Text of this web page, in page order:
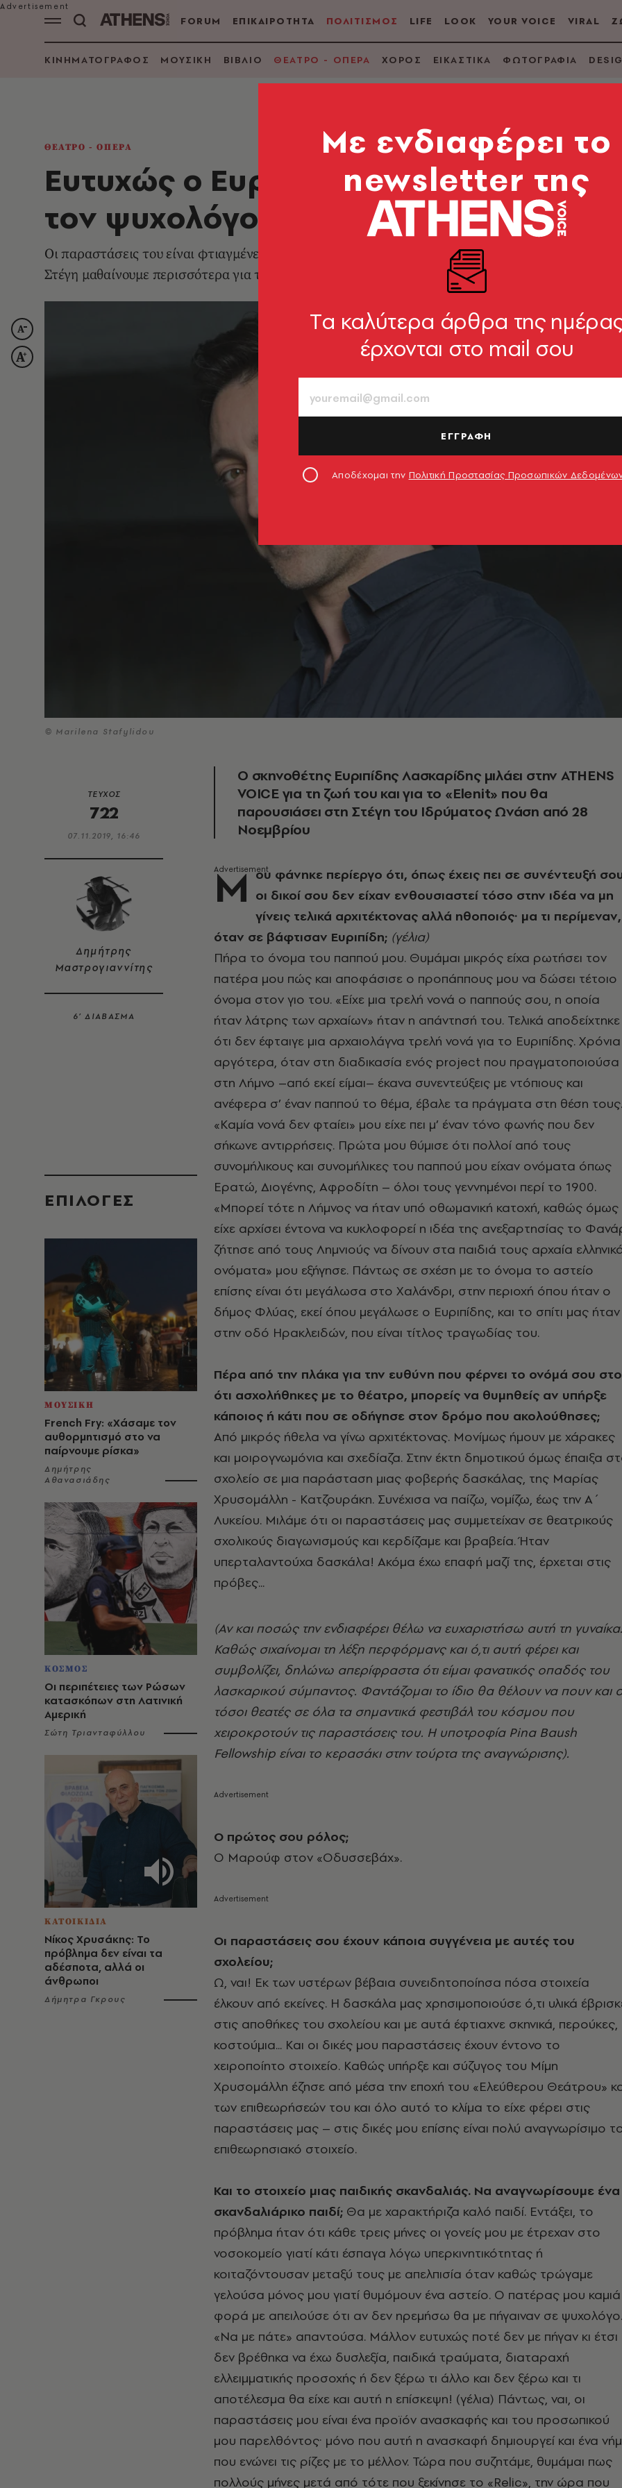
FORUM ΕΠΙΚΑΙΡΟΤΗΤΑ ΠΟΛΙΤΙΣΜΟΣ LIFE LOOK YOUR VOICE VIRAL
ΚΙΝΗΜΑΤΟΓΡΑΦΟΣ ΜΟΥΣΙΚΗ ΒΙΒΛΙΟ ΘΕΑΤΡΟ - ΟΠΕΡΑ ΧΟΡΟΣ ΕΙΚΑΣΤΙΚΑ ΦΩΤΟΓΡΑΦΙΑ
ΘΕΑΤΡΟ - ΟΠΕΡΑ
Ευτυχώς ο Ευριπίδης Λασκαρίδης
τον ψυχολόγο, όταν ήταν παιδί
Οι παραστάσεις του είναι φτιαγμένες από φθηνά υλικά και ακριβά όνειρα. Καθώς ετοιμάζει το
Στέγη μαθαίνουμε περισσότερα για το έργο και για τον ίδιο
© Marilena Stafylidou
ΤΕΥΧΟΣ
722
07.11.2019, 16:46
Δημήτρης
Μαστρογιαννίτης
6’ ΔΙΑΒΑΣΜΑ
EΠΙΛΟΓΈΣ
ΜΟΥΣΙΚΗ
French Fry: «Χάσαμε τον
αυθορμητισμό στο να
παίρνουμε ρίσκα»
Δημήτρης
Αθανασιάδης
ΚΟΣΜΟΣ
Οι περιπέτειες των Ρώσων
κατασκόπων στη Λατινική
Αμερική
Σώτη Τριανταφύλλου
ΚΑΤΟΙΚΙΔΙΑ
Νίκος Χρυσάκης: Το
πρόβλημα δεν είναι τα
αδέσποτα, αλλά οι
άνθρωποι
Δήμητρα Γκρους
Ο σκηνοθέτης Ευριπίδης Λασκαρίδης μιλάει στην ATHENS
VOICE για τη ζωή του και για το «Elenit» που θα
παρουσιάσει στη Στέγη του Ιδρύματος Ωνάση από 28
Νοεμβρίου
M ου φάνηκε περίεργο ότι, όπως έχεις πει σε συνέντευξή
οι δικοί σου δεν είχαν ενθουσιαστεί τόσο στην ιδέα να μη
γίνεις τελικά αρχιτέκτονας αλλά ηθοποιός· μα τι περίμεναν,
όταν σε βάφτισαν Ευριπίδη; (γέλια)
Πήρα το όνομα του παππού μου. Θυμάμαι μικρός είχα ρωτήσει τον
πατέρα μου πώς και αποφάσισε ο προπάππους μου να δώσει τέτοιο
όνομα στον γιο του. «Είχε μια τρελή νονά ο παππούς σου, η οποία
ήταν λάτρης των αρχαίων» ήταν η απάντησή του. Τελικά αποδείχτηκε
ότι δεν έφταιγε μια αρχαιολάγνα τρελή νονά για το Ευριπίδης. Χρόνια
αργότερα, όταν στη διαδικασία ενός project που πραγματοποιούσα
στη Λήμνο –από εκεί είμαι– έκανα συνεντεύξεις με ντόπιους και
ανέφερα σ’ έναν παππού το θέμα, έβαλε τα πράγματα στη θέση τους.
«Καμία νονά δεν φταίει» μου είχε πει μ’ έναν τόνο φωνής που δεν
σήκωνε αντιρρήσεις. Πρώτα μου θύμισε ότι πολλοί από τους
συνομήλικους και συνομήλικες του παππού μου είχαν ονόματα όπως
Ερατώ, Διογένης, Αφροδίτη – όλοι τους γεννημένοι περί το 1900.
«Μπορεί τότε η Λήμνος να ήταν υπό oθωμανική κατοχή, καθώς όμως
είχε αρχίσει έντονα να κυκλοφορεί η ιδέα της ανεξαρτησίας το
ζήτησε από τους Λημνιούς να δίνουν στα παιδιά τους αρχαία
ονόματα» μου εξήγησε. Πάντως σε σχέση με το όνομα το αστείο
επίσης είναι ότι μεγάλωσα στο Χαλάνδρι, στην περιοχή όπου ήταν ο
δήμος Φλύας, εκεί όπου μεγάλωσε ο Ευριπίδης, και το σπίτι μας ήταν
στην οδό Ηρακλειδών, που είναι τίτλος τραγωδίας του.
Πέρα από την πλάκα για την ευθύνη που φέρνει το ονόμά σου στο
ότι ασχολήθηκες με το θέατρο, μπορείς να θυμηθείς αν υπήρξε
κάποιος ή κάτι που σε οδήγησε στον δρόμο που ακολούθησες;
Από μικρός ήθελα να γίνω αρχιτέκτονας. Μονίμως ήμουν με χάρακες
και μοιρογνωμόνια και σχεδίαζα. Στην έκτη δημοτικού όμως έπαιξα
σχολείο σε μια παράσταση μιας φοβερής δασκάλας, της Μαρίας
Χρυσομάλλη - Κατζουράκη. Συνέχισα να παίζω, νομίζω, έως την Α΄
Λυκείου. Μιλάμε ότι οι παραστάσεις μας συμμετείχαν σε θεατρικούς
σχολικούς διαγωνισμούς και κερδίζαμε και βραβεία. Ήταν
υπερταλαντούχα δασκάλα! Ακόμα έχω επαφή μαζί της, έρχεται στις
πρόβες...
(Αν και ποσώς την ενδιαφέρει θέλω να ευχαριστήσω αυτή τη γυναίκα.
Καθώς σιχαίνομαι τη λέξη περφόρμανς και ό,τι αυτή φέρει και
συμβολίζει, δηλώνω απερίφραστα ότι είμαι φανατικός οπαδός του
λασκαρικού σύμπαντος. Φαντάζομαι το ίδιο θα θέλουν να πουν και
τόσοι θεατές σε όλα τα σημαντικά φεστιβάλ του κόσμου που
χειροκροτούν τις παραστάσεις του. Η υποτροφία Pina Baush
Fellowship είναι το κερασάκι στην τούρτα της αναγνώρισης).
Ο πρώτος σου ρόλος;
Ο Μαρούφ στον «Οδυσσεβάχ».
Οι παραστάσεις σου έχουν κάποια συγγένεια με αυτές του
σχολείου;
Ω, ναι! Εκ των υστέρων βέβαια συνειδητοποίησα πόσα στοιχεία
έλκουν από εκείνες. Η δασκάλα μας χρησιμοποιούσε ό,τι υλικά
στις αποθήκες του σχολείου και με αυτά έφτιαχνε σκηνικά, περούκες,
κοστούμια... Και οι δικές μου παραστάσεις έχουν έντονο το
χειροποίητο στοιχείο. Καθώς υπήρξε και σύζυγος του Μίμη
Χρυσομάλλη έζησε από μέσα την εποχή του «Ελεύθερου Θεάτρου»
των επιθεωρήσεών του και όλο αυτό το κλίμα το είχε φέρει στις
παραστάσεις μας – στις δικές μου επίσης είναι πολύ αναγνωρίσιμο
επιθεωρησιακό στοιχείο.
Και το στοιχείο μιας παιδικής σκανδαλιάς. Να αναγνωρίσουμε ένα
σκανδαλιάρικο παιδί; Θα με χαρακτήριζα καλό παιδί. Εντάξει, το
πρόβλημα ήταν ότι κάθε τρεις μήνες οι γονείς μου με έτρεχαν στο
νοσοκομείο γιατί κάτι έσπαγα λόγω υπερκινητικότητας ή
κοιταζόντουσαν μεταξύ τους με απελπισία όταν καθώς τρώγαμε
γελούσα μόνος μου γιατί θυμόμουν ένα αστείο. Ο πατέρας μου καμιά
φορά με απειλούσε ότι αν δεν ηρεμήσω θα με πήγαιναν σε ψυχολόγο.
«Να με πάτε» απαντούσα. Μάλλον ευτυχώς ποτέ δεν με πήγαν κι έτσι
δεν βρέθηκα να έχω δυσλεξία, παιδικά τραύματα, διαταραχή
ελλειμματικής προσοχής ή δεν ξέρω τι άλλο και δεν ξέρω και τι
αποτέλεσμα θα είχε και αυτή η επίσκεψη! (γέλια) Πάντως, ναι, οι
παραστάσεις μου είναι ένα προϊόν ανασκαφής και του προσωπικού
μου παρελθόντος· μόνο που αυτή η ανασκαφή δημιουργεί και ένα
που ενώνει τις ρίζες με το μέλλον. Τώρα που συζητάμε, θυμάμαι πως
πολλούς μήνες μετά από τότε που ξεκίνησε το «Relic», την ώρα που
Mε ενδιαφέρει το
newsletter της
Tα καλύτερα άρθρα της
έρχονται στο mail σου
ΕΓΓΡΑΦΗ
Αποδέχομαι την Πολιτική Προστασίας Προσωπικών